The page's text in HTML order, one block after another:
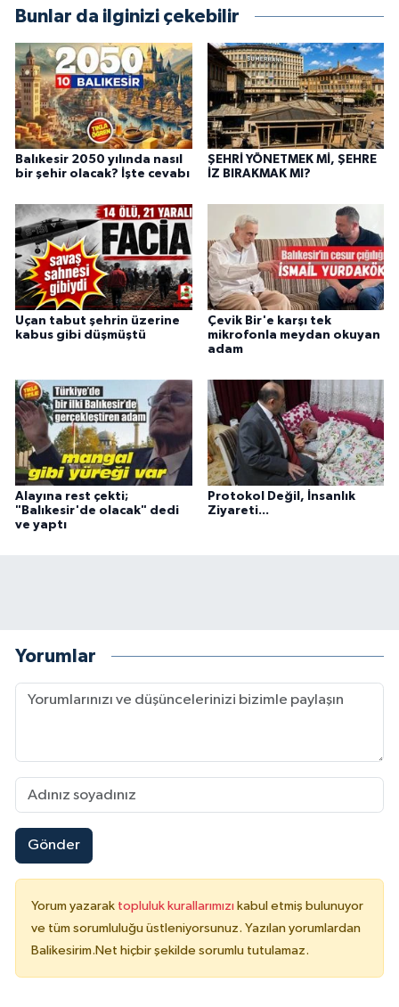
Bunlar da ilginizi çekebilir
Balıkesir 2050 yılında nasıl
bir şehir olacak? İşte cevabı
ŞEHRİ YÖNETMEK Mİ, ŞEHRE
İZ BIRAKMAK MI?
Uçan tabut şehrin üzerine
kabus gibi düşmüştü
Çevik Bir'e karşı tek
mikrofonla meydan okuyan
adam
Alayına rest çekti;
"Balıkesir'de olacak" dedi
ve yaptı
Protokol Değil, İnsanlık
Ziyareti...
Yorumlar
Gönder
Yorum yazarak topluluk kurallarımızı kabul etmiş bulunuyor
ve tüm sorumluluğu üstleniyorsunuz. Yazılan yorumlardan
Balikesirim.Net hiçbir şekilde sorumlu tutulamaz.